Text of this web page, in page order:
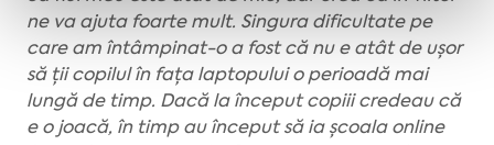
ne va ajuta foarte mult. Singura dificultate pe
care am întâmpinat-o a fost că nu e atât de ușor
să ții copilul în fața laptopului o perioadă mai
lungă de timp. Dacă la început copiii credeau că
e o joacă, în timp au început să ia școala online